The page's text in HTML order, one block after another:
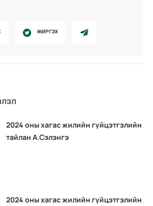
ЖИРГЭХ
2024 оны хагас жилийн гүйцэтгэлийн
тайлан А.Сэлэнгэ
2024 оны хагас жилийн гүйцэтгэлийн